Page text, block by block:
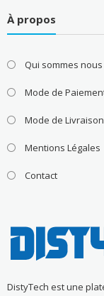
À propos
Qui sommes nous
Mode de
Mode de Livraison
Mentions Légales
Contact
DistyTech est une